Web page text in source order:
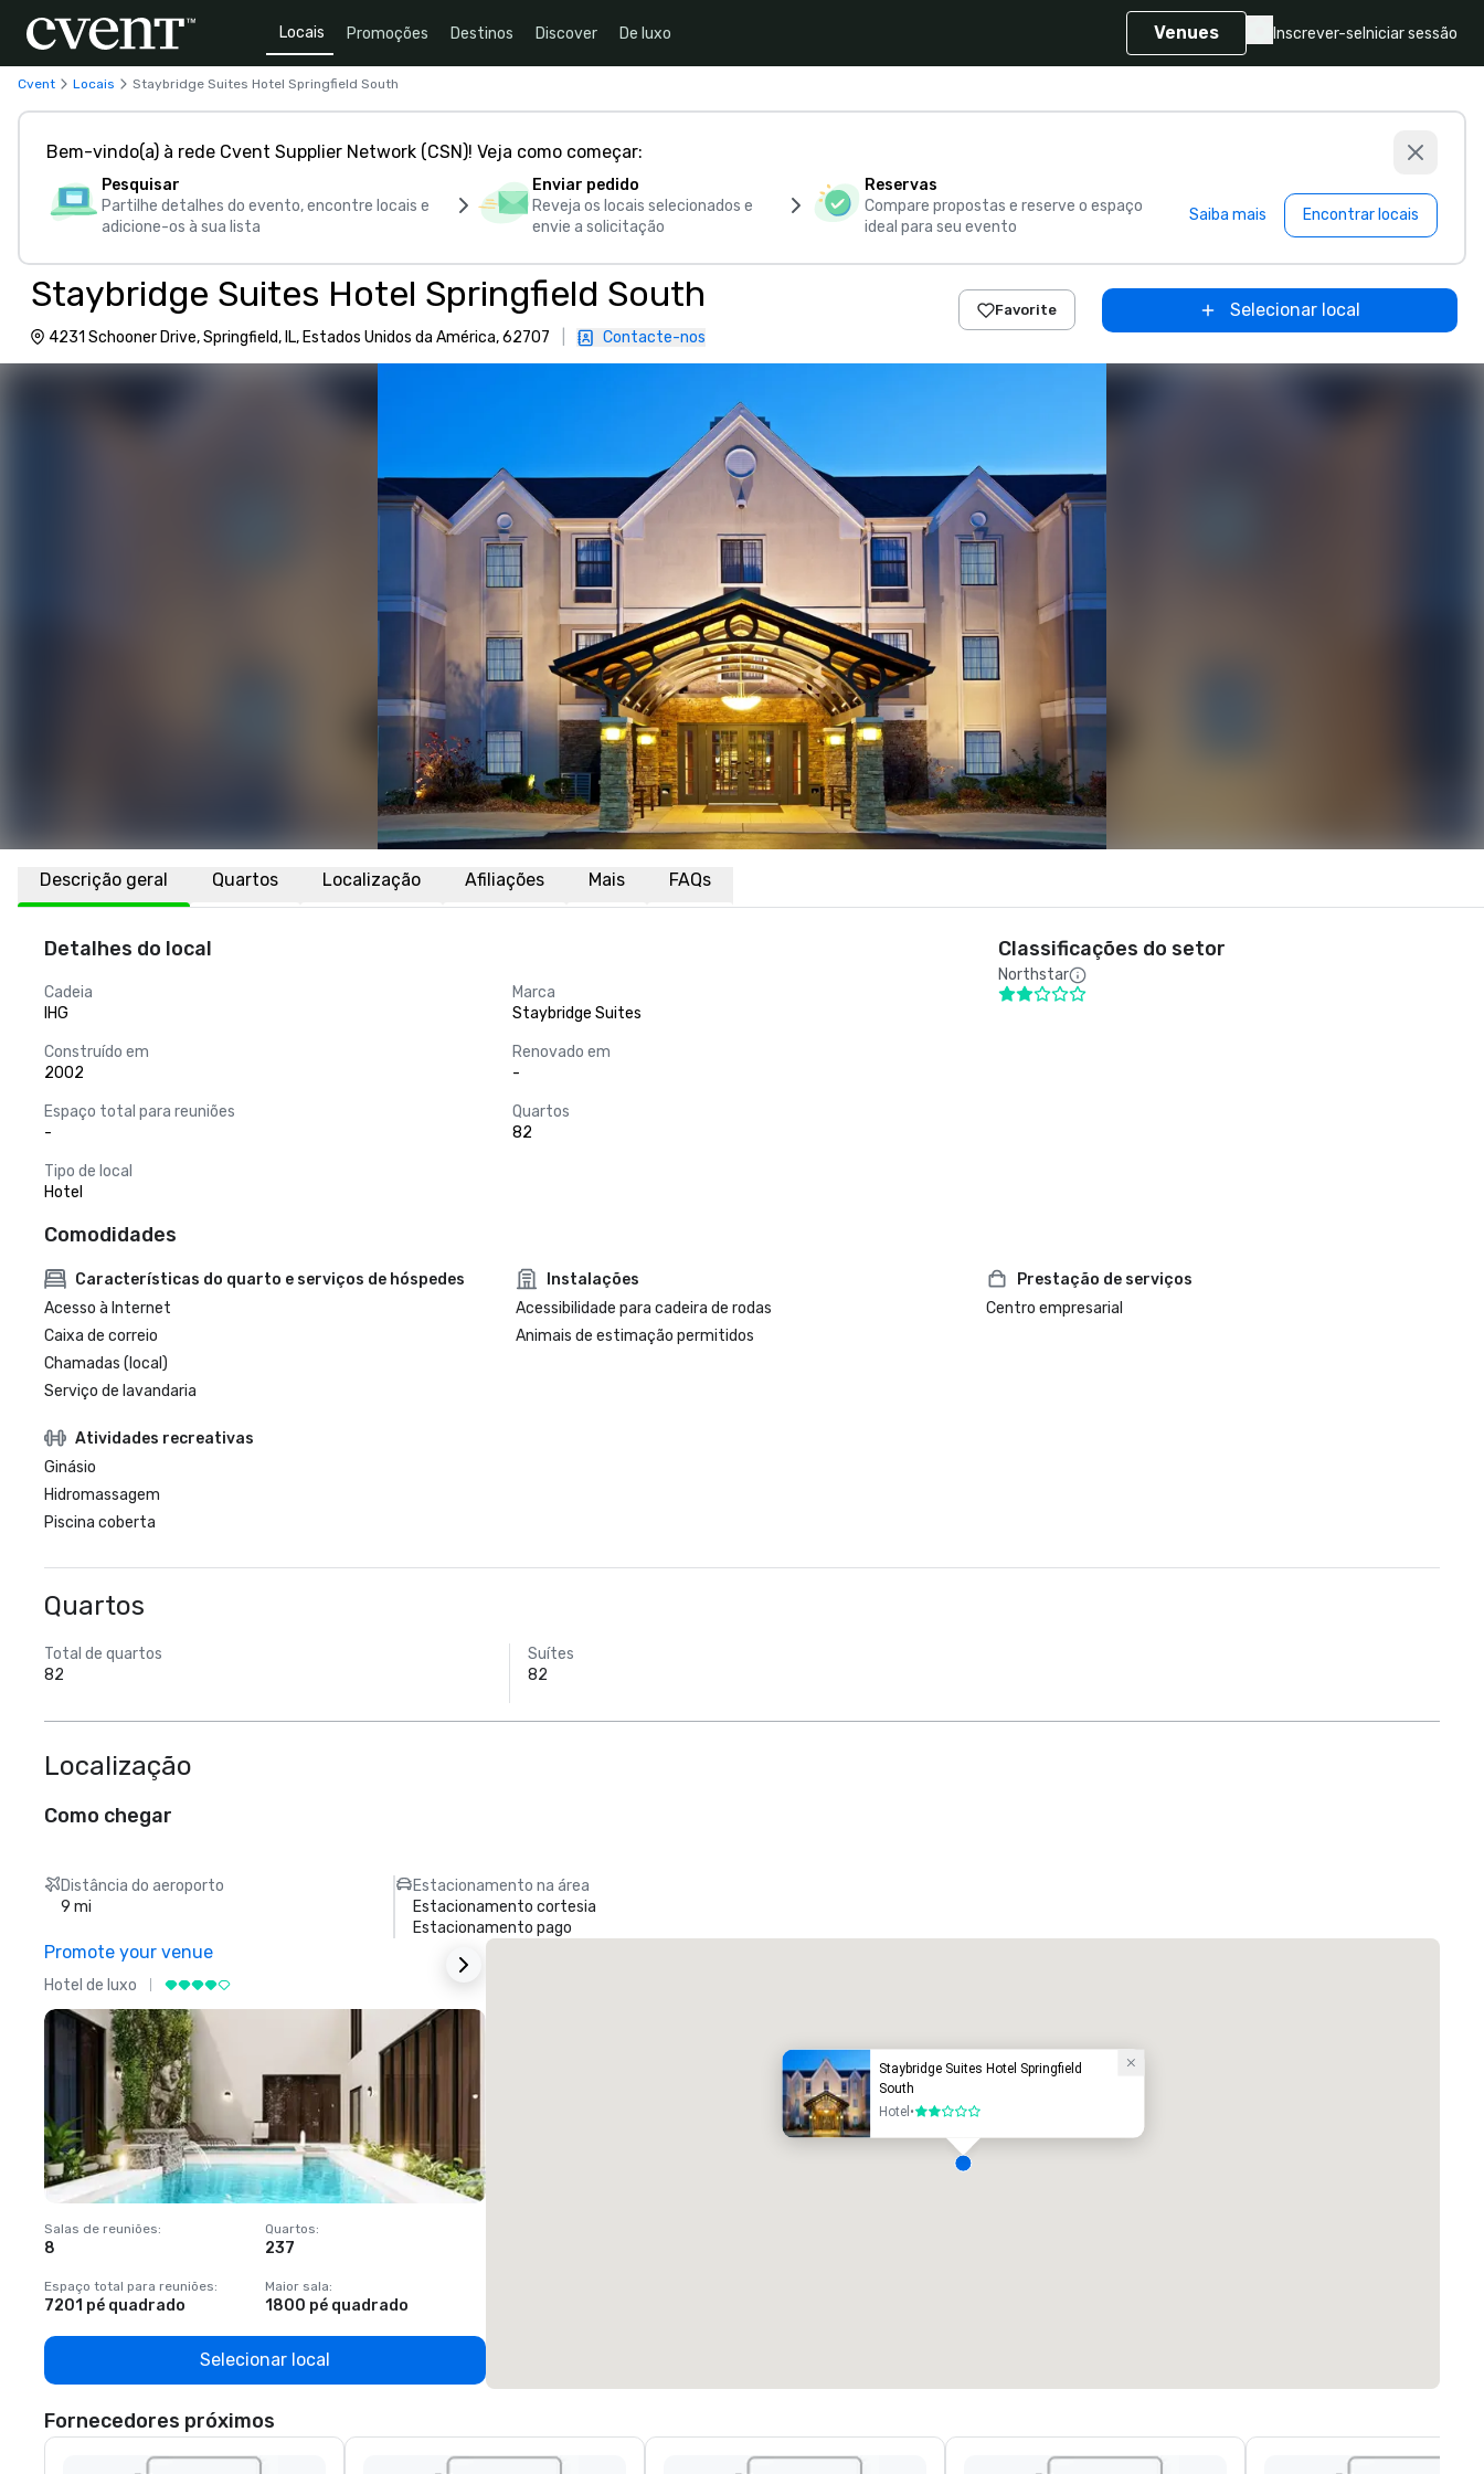
Locais Promoções Destinos Discover De luxo Venues Inscrever-se Iniciar sessão
Cvent Locais Staybridge Suites Hotel Springfield South
Bem-vindo(a) à rede Cvent Supplier Network (CSN)! Veja como começar:
Pesquisar
Partilhe detalhes do evento, encontre locais e
adicione-os à sua lista
Enviar pedido
Reveja os locais selecionados e
envie a solicitação
Reservas
Compare propostas e reserve o espaço
ideal para seu evento
Saiba mais Encontrar locais
Staybridge Suites Hotel Springfield South
4231 Schooner Drive, Springfield, IL, Estados Unidos da América, 62707 Contacte-nos
Favorite Selecionar local
Descrição geral Quartos Localização Afiliações Mais FAQs
Detalhes do local
Cadeia
IHG
Marca
Staybridge Suites
Construído em
2002
Renovado em
-
Espaço total para reuniões
-
Quartos
82
Tipo de local
Hotel
Classificações do setor
Northstar
Comodidades
Características do quarto e serviços de hóspedes
Acesso à Internet
Caixa de correio
Chamadas (local)
Serviço de lavandaria
Instalações
Acessibilidade para cadeira de rodas
Animais de estimação permitidos
Prestação de serviços
Centro empresarial
Atividades recreativas
Ginásio
Hidromassagem
Piscina coberta
Quartos
Total de quartos
82
Suítes
82
Localização
Como chegar
Distância do aeroporto
9 mi
Estacionamento na área
Estacionamento cortesia
Estacionamento pago
Promote your venue
Hotel de luxo
Salas de reuniões:
8
Quartos:
237
Espaço total para reuniões:
7201 pé quadrado
Maior sala:
1800 pé quadrado
Selecionar local
Staybridge Suites Hotel Springfield
South
Hotel •2 de 5
Fornecedores próximos